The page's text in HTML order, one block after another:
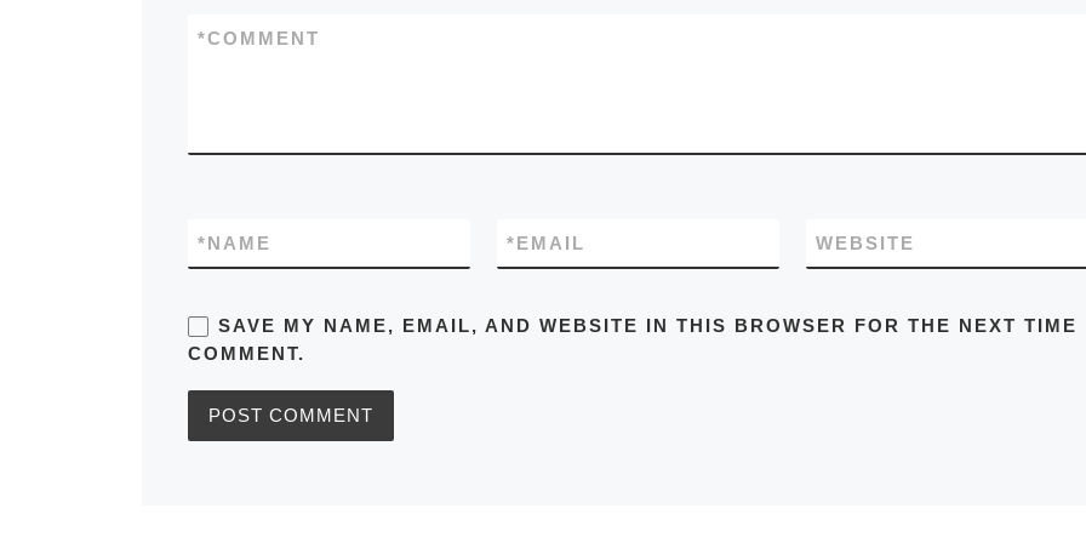
COMMENT
*
NAME
* EMAIL
* WEBSITE
SAVE MY NAME, EMAIL, AND WEBSITE IN THIS BROWSER FOR THE NEXT TIME
COMMENT.